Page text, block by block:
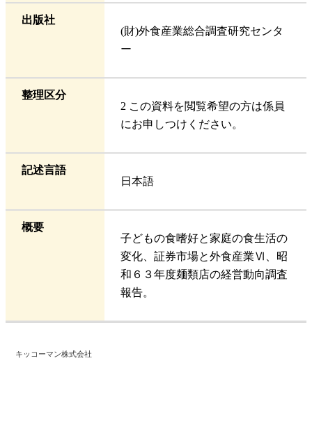
出版社
(財)外食産業総合調査研究センタ
ー
整理区分
2 この資料を閲覧希望の方は係員
にお申しつけください。
記述言語
日本語
概要
子どもの食嗜好と家庭の食生活の
変化、証券市場と外食産業Ⅵ、昭
和６３年度麺類店の経営動向調査
報告。
キッコーマン株式会社